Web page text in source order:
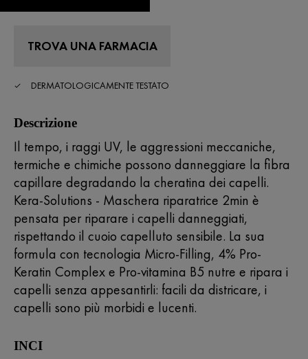
medio.
Read
Stesso
pagina.
TROVA UNA FARMACIA
DERMATOLOGICAMENTE TESTATO
Descrizione
Il tempo, i raggi UV, le aggressioni meccaniche,
termiche e chimiche possono danneggiare la fibra
capillare degradando la cheratina dei capelli.
Kera-Solutions - Maschera riparatrice 2min è
pensata per riparare i capelli danneggiati,
rispettando il cuoio capelluto sensibile. La sua
formula con tecnologia Micro-Filling, 4% Pro-
Keratin Complex e Pro-vitamina B5 nutre e ripara i
capelli senza appesantirli: facili da districare, i
capelli sono più morbidi e lucenti.
INCI